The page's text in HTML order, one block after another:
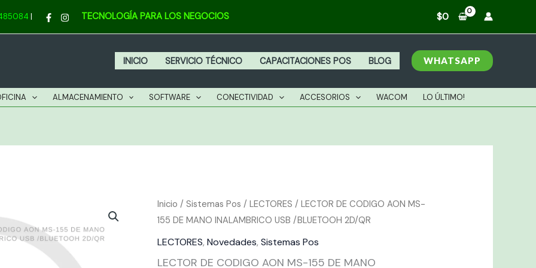
| TECNOLOGÍA PARA LOS NEGOCIOS $0
INICIO SERVICIO TÉCNICO CAPACITACIONES POS BLOG WHATSAPP
ALMACENAMIENTO SOFTWARE CONECTIVIDAD ACCESORIOS WACOM LO ÚLTIMO!
Inicio / Sistemas Pos /LECTORES / LECTOR DE CODIGO AON MS-
155 DE MANO INALAMBRICO USB /BLUETOOH 2D/QR
LECTORES,Novedades,Sistemas Pos
LECTOR DE CODIGO AON MS-155 DE MANO
LECTOR
DE
CODIGO
AON
DE
INALAMBRICO
USB
2D/QR